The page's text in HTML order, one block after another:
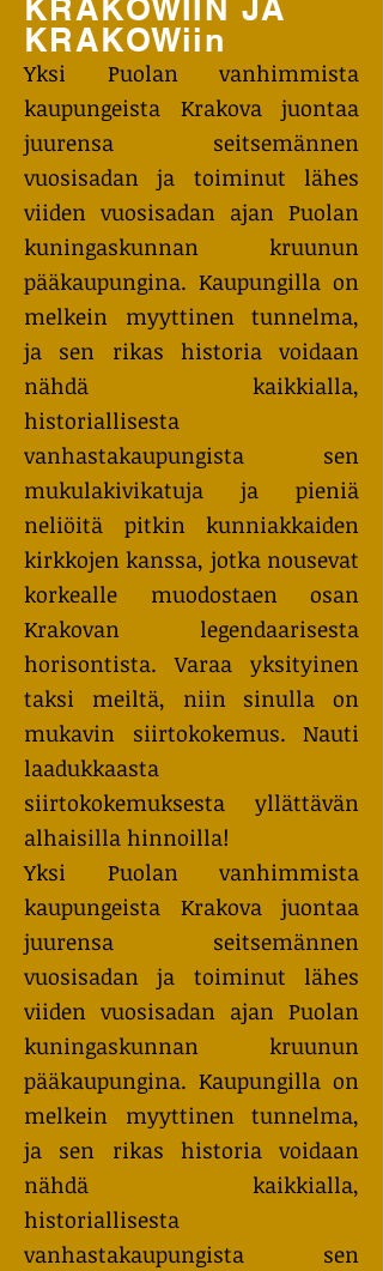
KRAKOWIIN JA
KRAKOWiin
Yksi Puolan vanhimmista
kaupungeista Krakova juontaa
juurensa seitsemännen
vuosisadan ja toiminut lähes
viiden vuosisadan ajan Puolan
kuningaskunnan kruunun
pääkaupungina. Kaupungilla on
melkein myyttinen tunnelma,
ja sen rikas historia voidaan
nähdä kaikkialla,
historiallisesta
vanhastakaupungista sen
mukulakivikatuja ja pieniä
neliöitä pitkin kunniakkaiden
kirkkojen kanssa, jotka nousevat
korkealle muodostaen osan
Krakovan legendaarisesta
horisontista. Varaa yksityinen
taksi meiltä, niin sinulla on
mukavin siirtokokemus. Nauti
laadukkaasta
siirtokokemuksesta yllättävän
alhaisilla hinnoilla!
Yksi Puolan vanhimmista
kaupungeista Krakova juontaa
juurensa seitsemännen
vuosisadan ja toiminut lähes
viiden vuosisadan ajan Puolan
kuningaskunnan kruunun
pääkaupungina. Kaupungilla on
melkein myyttinen tunnelma,
ja sen rikas historia voidaan
nähdä kaikkialla,
historiallisesta
vanhastakaupungista sen